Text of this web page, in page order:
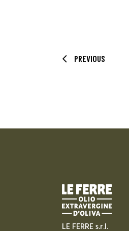
PREVIOUS
LE FERRE s.r.l.